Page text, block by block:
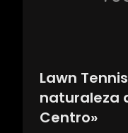
Lawn
naturaleza
Centro»